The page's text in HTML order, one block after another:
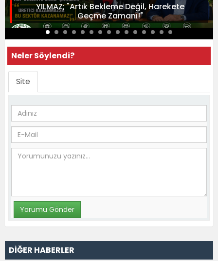
YILMAZ; "Artık Bekleme Değil, Harekete
Geçme Zamanı!"
Neler Söylendi?
Site
DİĞER HABERLER